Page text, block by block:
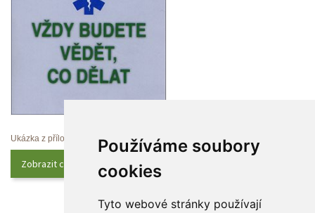
Používáme soubory
cookie
Tyto webové stránky používají
Ukázka z přílohy
Zobrazit celý obsah